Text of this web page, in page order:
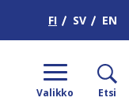
FI SV EN
Valikko Etsi